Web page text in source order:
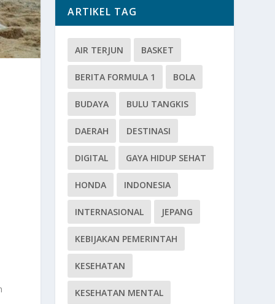
ARTIKEL TAG
AIR TERJUN BASKET
BERITA FORMULA 1 BOLA
BUDAYA BULU TANGKIS
DAERAH DESTINASI
DIGITAL GAYA HIDUP SEHAT
HONDA INDONESIA
INTERNASIONAL JEPANG
KEBIJAKAN PEMERINTAH
KESEHATAN
KESEHATAN MENTAL